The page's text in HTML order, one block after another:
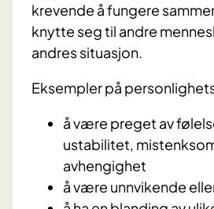
krevende å fungere
knytte seg til andre
andres situasjon.
Eksempler på
å være preget av
ustabilitet,
avhengighet
å være unnvikende